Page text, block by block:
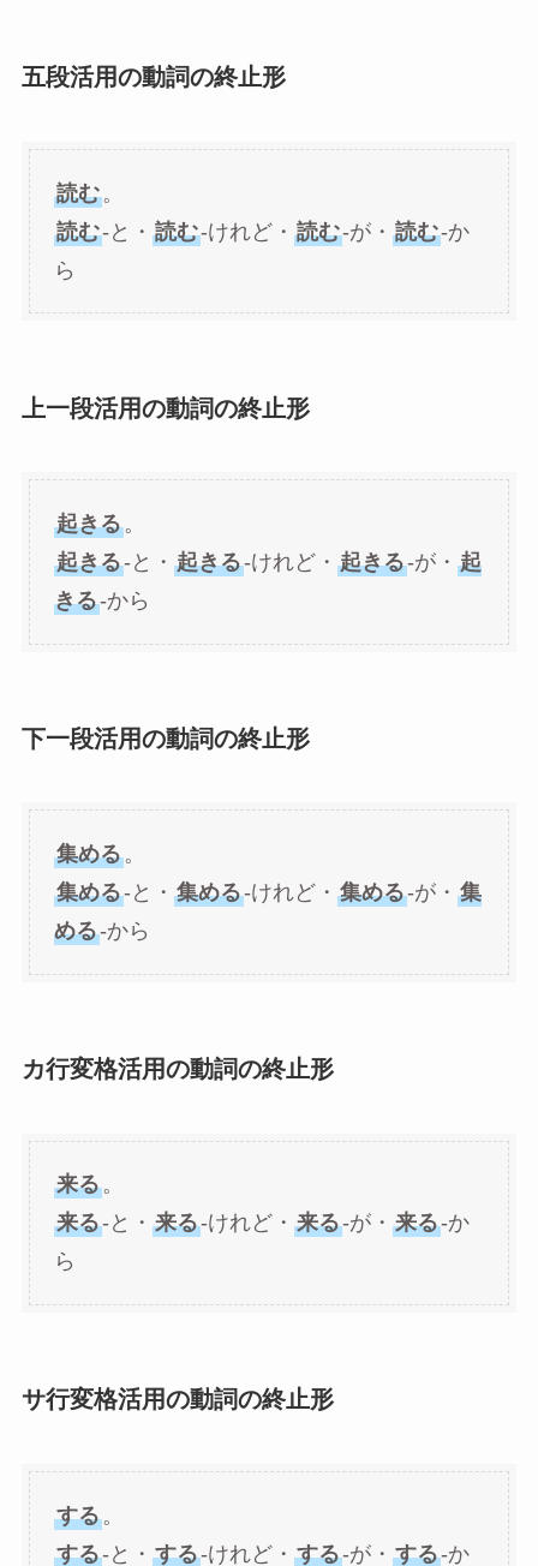
五段活用の動詞の終止形
読む。
読む-と・ 読む-けれど・ 読む-が・ 読む-か
ら
上一段活用の動詞の終止形
起きる。
起きる-と・ 起きる-けれど・ 起きる-が・ 起
きる-から
下一段活用の動詞の終止形
集める。
集める-と・ 集める-けれど・ 集める-が・ 集
める-から
カ行変格活用の動詞の終止形
来る。
来る-と・ 来る-けれど・ 来る-が・ 来る-か
ら
サ行変格活用の動詞の終止形
する。
する-と・ する-けれど・ する-が・ する-か